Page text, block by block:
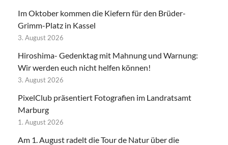
Im Oktober kommen die Kiefern für den Brüder-
Grimm-Platz in Kassel
3. August 2026
Hiroshima- Gedenktag mit Mahnung und Warnung:
Wir werden euch nicht helfen können!
3. August 2026
PixelClub präsentiert Fotografien im Landratsamt
Marburg
1. August 2026
Am 1. August radelt die Tour de Natur über die